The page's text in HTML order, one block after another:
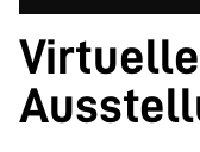
Virtuelle